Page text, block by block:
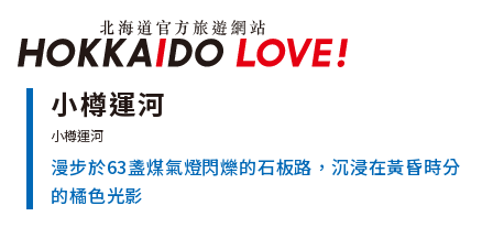
特輯
觀光景點
溫泉
小樽運河
漫步於63盞煤氣燈閃爍的石板路，沉浸在黃昏時分
的橘色光影